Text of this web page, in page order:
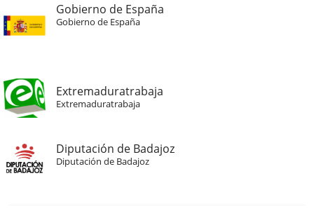
Gobierno de España
Gobierno de España
Extremaduratrabaja
Extremaduratrabaja
Diputación de Badajoz
Diputación de Badajoz